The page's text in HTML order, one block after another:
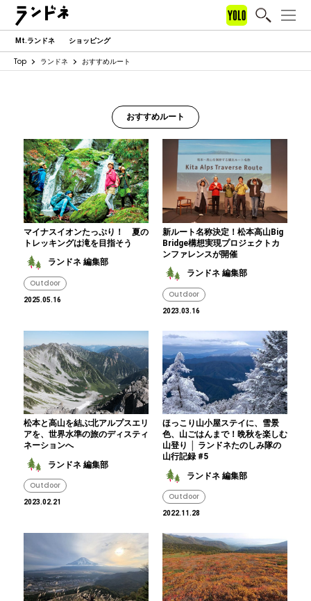
Mt.ランドネ ショッピング
Top ランドネ おすすめルート
おすすめルート
マイナスイオンたっぷり！ 夏の
トレッキングは滝を目指そう
ランドネ 編集部
Outdoor
2025.05.16
新ルート名称決定！松本高山Big
Bridge構想実現プロジェクトカ
ンファレンスが開催
ランドネ 編集部
Outdoor
2023.03.16
松本と高山を結ぶ北アルプスエリ
アを、世界水準の旅のディスティ
ネーションへ
ランドネ 編集部
Outdoor
2023.02.21
ほっこり山小屋ステイに、雪景
色、山ごはんまで！晩秋を楽しむ
山登り │ ランドネたのしみ隊の
山行記録 #5
ランドネ 編集部
Outdoor
2022.11.28